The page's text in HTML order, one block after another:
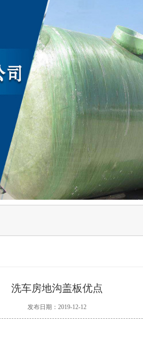
洗车房地沟盖板优点
发布日期：2019-12-12